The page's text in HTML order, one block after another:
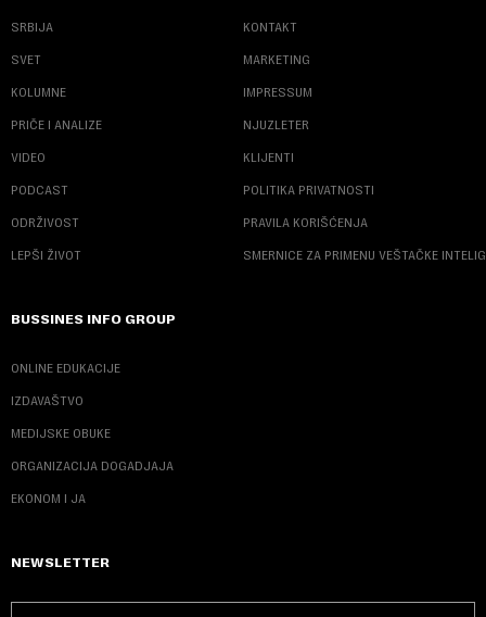
SRBIJA
SVET
KOLUMNE
PRIČE I ANALIZE
VIDEO
PODCAST
ODRŽIVOST
LEPŠI ŽIVOT
KONTAKT
MARKETING
IMPRESSUM
NJUZLETER
KLIJENTI
POLITIKA PRIVATNOSTI
PRAVILA KORIŠĆENJA
SMERNICE ZA PRIMENU VEŠTAČKE
BUSSINES INFO GROUP
ONLINE EDUKACIJE
IZDAVAŠTVO
MEDIJSKE OBUKE
ORGANIZACIJA DOGADJAJA
EKONOM I JA
NEWSLETTER